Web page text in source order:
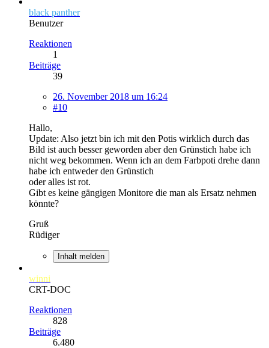
black panther
Benutzer
Reaktionen
1
Beiträge
39
26. November 2018 um 16:24
#10
Hallo,
Update: Also jetzt bin ich mit den Potis wirklich durch das
Bild ist auch besser geworden aber den Grünstich habe ich
nicht weg bekommen. Wenn ich an dem Farbpoti drehe dann
habe ich entweder den Grünstich
oder alles ist rot.
Gibt es keine gängigen Monitore die man als Ersatz nehmen
könnte?
Gruß
Rüdiger
Inhalt melden
winni
CRT-DOC
Reaktionen
828
Beiträge
6.480